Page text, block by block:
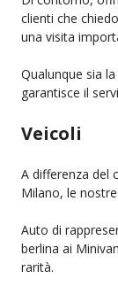
clienti che
una visita
Qualunque sia
garantisce il
Veicoli
A differenza del
Milano, le
Auto di
berlina ai
rarità.